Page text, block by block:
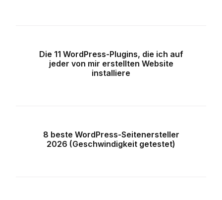
Die 11 WordPress-Plugins, die ich auf
jeder von mir erstellten Website
installiere
8 beste WordPress-Seitenersteller
2026 (Geschwindigkeit getestet)